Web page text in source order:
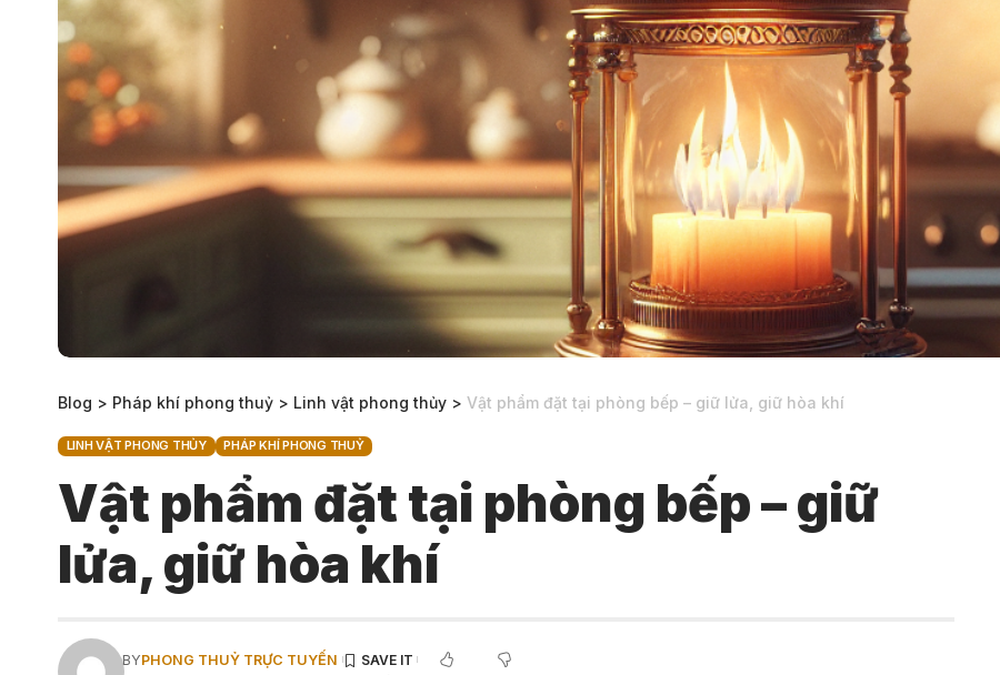
Blog > Pháp khí phong thuỷ > Linh vật phong thủy > Vật phẩm đặt tại phòng bếp – giữ lửa, giữ hòa khí
LINH VẬT PHONG THỦY PHÁP KHÍ PHONG THUỶ
Vật phẩm đặt tại phòng bếp – giữ
lửa, giữ hòa khí
BYPHONG THUỶ TRỰC TUYẾN